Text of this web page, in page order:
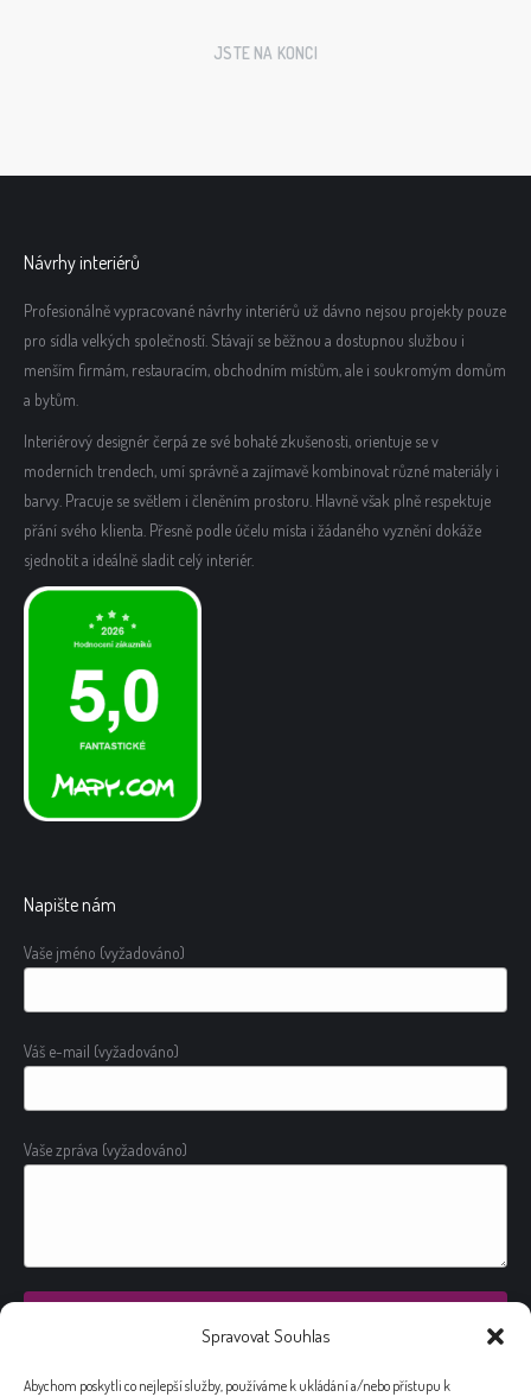
Spravovat Souhlas
Abychom poskytli co nejlepší služby, používáme k ukládání a/nebo přístupu k
JSTE NA KONCI
Návrhy interiérů
Profesionálně vypracované návrhy interiérů už dávno nejsou projekty pouze
pro sídla velkých společností. Stávají se běžnou a dostupnou službou i
menším firmám, restauracím, obchodním místům, ale i soukromým domům
a bytům.
Interiérový designér čerpá ze své bohaté zkušenosti, orientuje se v
moderních trendech, umí správně a zajímavě kombinovat různé materiály i
barvy. Pracuje se světlem i členěním prostoru. Hlavně však plně respektuje
přání svého klienta. Přesně podle účelu místa i žádaného vyznění dokáže
sjednotit a ideálně sladit celý interiér.
Napište nám
Vaše jméno (vyžadováno)
Váš e-mail (vyžadováno)
Vaše zpráva (vyžadováno)